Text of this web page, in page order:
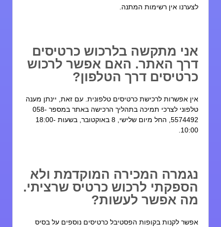
אין רשימות המתנה.
מתקשה בלרכוש כרטיסים
האתר. האם אפשר לרכוש
דרך הטלפון?
אפשרות לרכישת כרטיסים טלפונית. עם זאת, יינתן מענה
טלפוני לצרכי תמיכה בתהליך הרכישה באתר במספר 058-
5574492, החל מיום שלישי, 8 באוקטובר, בשעות 18:00-
המכירה המוקדמת ולא
לרכוש כרטיס שרציתי.
אפשר לעשות?
לקנות בקופות הפסטיבל כרטיסים נוספים על בסיס